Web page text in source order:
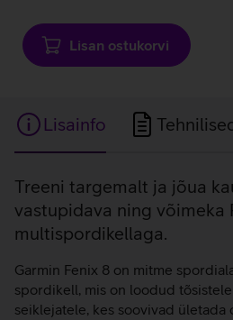
Lisan ostukorvi
Lisainfo
Lisainfo
Treeni targemalt ja jõua
vastupidava ning võimeka
multispordikellaga.
Garmin Fenix 8 on mitme
spordikell, mis on loodud
seiklejatele, kes soovivad ületada